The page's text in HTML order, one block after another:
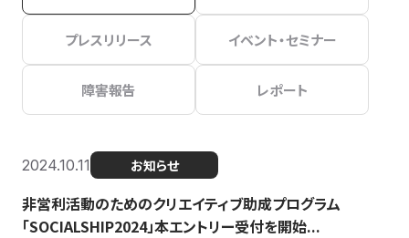
プレスリリース イベント・セミナー
障害報告 レポート
2024.10.11 お知らせ
非営利活動のためのクリエイティブ助成プログラム
「SOCIALSHIP2024」本エントリー受付を開始...